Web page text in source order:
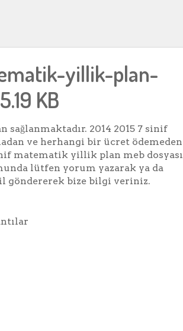
yillik-plan-
KB
2014 2015 7 sinif
ve herhangi bir ücret ödemeden
matematik yillik plan meb dosyası
lütfen yorum yazarak ya da
göndererek bize bilgi veriniz.